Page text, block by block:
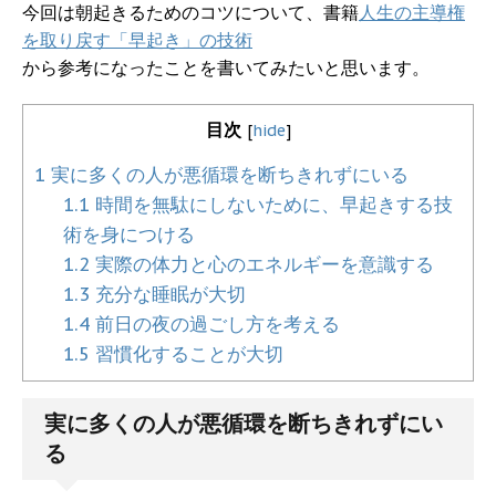
今回は朝起きるためのコツについて、書籍人生の主導権
を取り戻す「早起き」の技術
から参考になったことを書いてみたいと思います。
目次 [hide]
1 実に多くの人が悪循環を断ちきれずにいる
1.1 時間を無駄にしないために、早起きする技
術を身につける
1.2 実際の体力と心のエネルギーを意識する
1.3 充分な睡眠が大切
1.4前日の夜の過ごし方を考える
1.5 習慣化することが大切
実に多くの人が悪循環を断ちきれずにい
る